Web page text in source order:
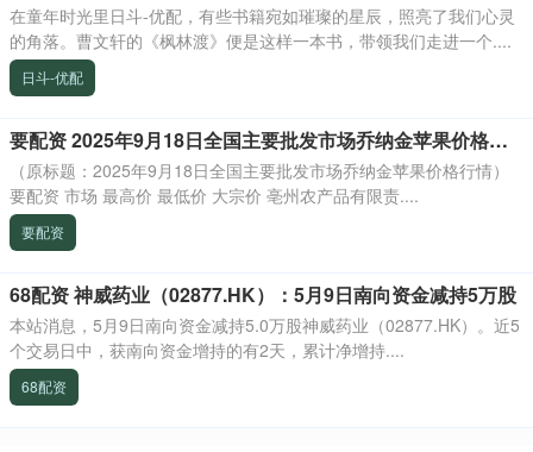
在童年时光里日斗-优配，有些书籍宛如璀璨的星辰，照亮了我们心灵
的角落。曹文轩的《枫林渡》便是这样一本书，带领我们走进一个....
日斗-优配
要配资 2025年9月18日全国主要批发市场乔纳金苹果价格行情
（原标题：2025年9月18日全国主要批发市场乔纳金苹果价格行情）
要配资 市场 最高价 最低价 大宗价 亳州农产品有限责....
要配资
68配资 神威药业（02877.HK）：5月9日南向资金减持5万股
本站消息，5月9日南向资金减持5.0万股神威药业（02877.HK）。近5
个交易日中，获南向资金增持的有2天，累计净增持....
68配资